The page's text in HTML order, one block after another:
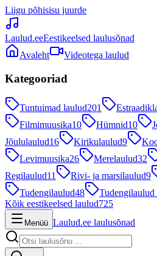
Liigu põhisisu juurde
Laulud.eeEestikeelsed laulusõnad
Avaleht
Videotega laulud
Kategooriad
Tuntuimad laulud201
Filmimuusika10 Hümnid10
Jõululaulud16 Kirikulaulud9
Levimuusika26 Merelaulud32
Regilaulud11 Rivi- ja marsilaulud9
Tudengilaulud48 Tudengilaulud
Kõik eestikeelsed laulud725
Menüü Laulud.ee laulusõnad